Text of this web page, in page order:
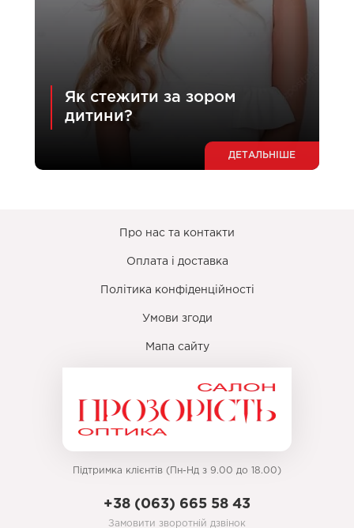
Як стежити за зором
дитини?
ДЕТАЛЬНІШЕ
Про нас та контакти
Оплата і доставка
Політика конфіденційності
Умови згоди
Мапа сайту
Підтримка клієнтів (Пн-Нд з 9.00 до 18.00)
+38 (063) 665 58 43
Замовити зворотній дзвінок